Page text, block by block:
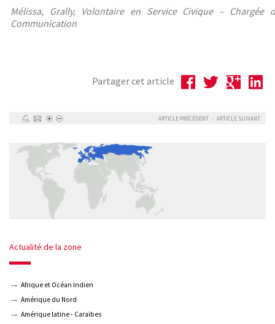
Actualité de la zone
Afrique et Océan Indien
Amérique du Nord
Amérique latine - Caraïbes
Mélissa, Grally, Volontaire en Service Civique – Chargée
Communication
Partager cet article
ARTICLE PRÉCÉDENT - ARTICLE SUIVANT